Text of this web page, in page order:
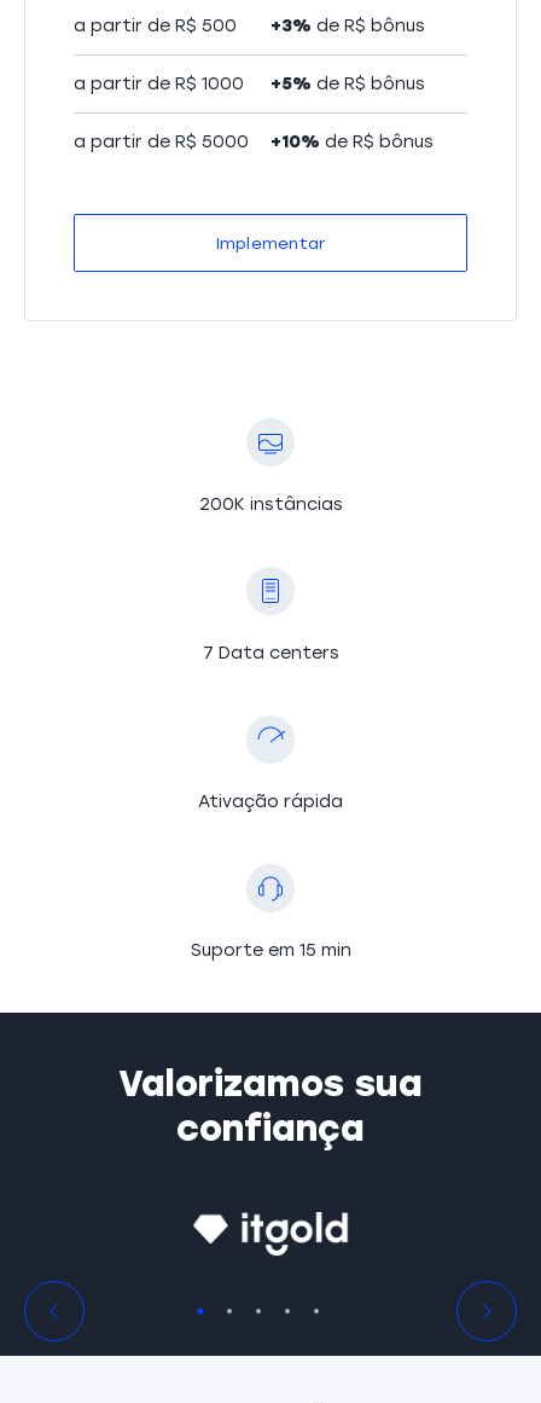
a partir de R$ 500 +3% de R$ bônus
a partir de R$ 1000 +5% de R$ bônus
a partir de R$ 5000 +10% de R$ bônus
Implementar
200K instâncias
7 Data centers
Ativação rápida
Suporte em 15 min
Valorizamos sua
confiança